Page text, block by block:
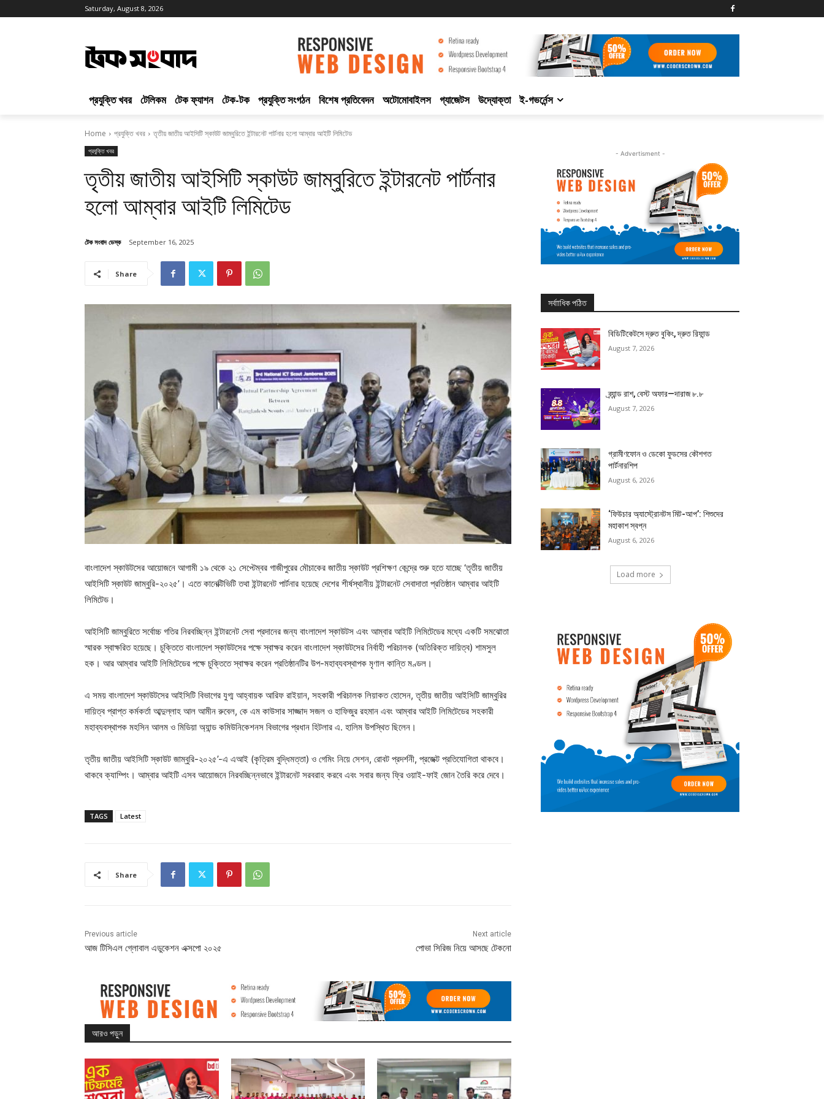
Saturday, August 8, 2026
প্রযুক্তি খবর টেলিকম টেক ফ্যাশন টেক-টক প্রযুক্তি সংগঠন বিশেষ প্রতিবেদন অটোমোবাইলস গ্যাজেটস উদ্যোক্তা ই-গভর্নেন্স
Home প্রযুক্তি খবর তৃতীয় জাতীয় আইসিটি স্কাউট জাম্বুরিতে ইন্টারনেট পার্টনার হলো আম্বার আইটি লিমিটেড
প্রযুক্তি খবর
তৃতীয় জাতীয় আইসিটি স্কাউট জাম্বুরিতে ইন্টারনেট পার্টনার
হলো আম্বার আইটি লিমিটেড
টেক সংবাদ ডেস্ক September 16, 2025
Share
বাংলাদেশ স্কাউটসের আয়োজনে আগামী ১৯ থেকে ২১ সেপ্টেম্বর গাজীপুরের মৌচাকের জাতীয় স্কাউট প্রশিক্ষণ কেন্দ্রে শুরু হতে যাচ্ছে ‘তৃতীয় জাতীয়
আইসিটি স্কাউট জাম্বুরি-২০২৫’। এতে কানেক্টিভিটি তথা ইন্টারনেট পার্টনার হয়েছে দেশের শীর্ষস্থানীয় ইন্টারনেট সেবাদাতা প্রতিষ্ঠান আম্বার আইটি
লিমিটেড।
আইসিটি জাম্বুরিতে সর্বোচ্চ গতির নিরবচ্ছিন্ন ইন্টারনেট সেবা প্রদানের জন্য বাংলাদেশ স্কাউটস এবং আম্বার আইটি লিমিটেডের মধ্যে একটি সমঝোতা
স্মারক স্বাক্ষরিত হয়েছে। চুক্তিতে বাংলাদেশ স্কাউটসের পক্ষে স্বাক্ষর করেন বাংলাদেশ স্কাউটসের নির্বাহী পরিচালক (অতিরিক্ত দায়িত্ব) শামসুল
হক। আর আম্বার আইটি লিমিটেডের পক্ষে চুক্তিতে স্বাক্ষর করেন প্রতিষ্ঠানটির উপ-মহাব্যবস্থাপক মৃণাল কান্তি মণ্ডল।
এ সময় বাংলাদেশ স্কাউটসের আইসিটি বিভাগের যুগ্ম আহ্বায়ক আরিফ রাইয়ান, সহকারী পরিচালক লিয়াকত হোসেন, তৃতীয় জাতীয় আইসিটি জাম্বুরির
দায়িত্ব প্রাপ্ত কর্মকর্তা আব্দুল্লাহ আল আমীন রুবেল, কে এম কাউসার সাজ্জাদ সজল ও হাফিজুর রহমান এবং আম্বার আইটি লিমিটেডের সহকারী
মহাব্যবস্থাপক মহসিন আলম ও মিডিয়া অ্যান্ড কমিউনিকেশনস বিভাগের প্রধান হিটলার এ. হালিম উপস্থিত ছিলেন।
তৃতীয় জাতীয় আইসিটি স্কাউট জাম্বুরি-২০২৫’-এ এআই (কৃত্রিম বুদ্ধিমত্তা) ও গেমিং নিয়ে সেশন, রোবট প্রদর্শনী, প্রজেক্ট প্রতিযোগিতা থাকবে।
থাকবে ক্যাম্পিং। আম্বার আইটি এসব আয়োজনে নিরবচ্ছিন্নভাবে ইন্টারনেট সরবরাহ করবে এবং সবার জন্য ফ্রি ওয়াই-ফাই জোন তৈরি করে দেবে।
TAGS Latest
Share
Previous article
আজ টিসিএল গ্লোবাল এডুকেশন এক্সপো ২০২৫
Next article
পোভা সিরিজ নিয়ে আসছে টেকনো
আরও পড়ুন
- Advertisment -
সর্বাাধিক পঠিত
বিডিটিকেটসে দ্রুত বুকিং, দ্রুত রিফান্ড
August 7, 2026
ব্র্যান্ড রাশ, বেস্ট অফার—দারাজ ৮.৮
August 7, 2026
গ্রামীণফোন ও ডেকো ফুডসের কৌশগত
পার্টনারশিপ
August 6, 2026
‘ফিউচার অ্যাস্ট্রোনটস মিট-আপ’: শিশুদের
মহাকাশ স্বপ্ন
August 6, 2026
Load more